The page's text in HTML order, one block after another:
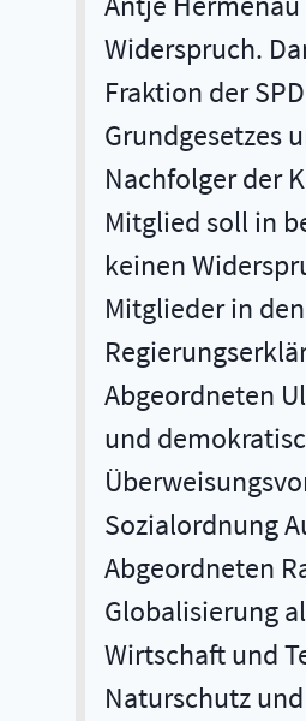
Widerspruch.
Fraktion der
Grundgesetzes
Nachfolger der
Mitglied soll in
keinen
Mitglieder in
Abgeordneten
und
Sozialordnung
Abgeordneten
Globalisierung
Wirtschaft und
Naturschutz